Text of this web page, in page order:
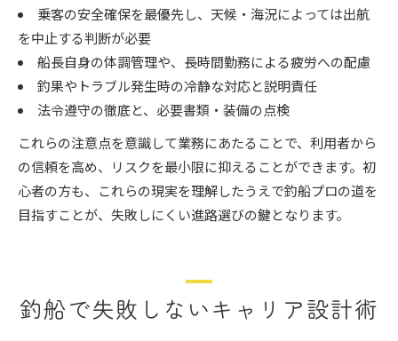
乗客の安全確保を最優先し、天候・海況によっては出航
を中止する判断が必要
船長自身の体調管理や、長時間勤務による疲労への配慮
釣果やトラブル発生時の冷静な対応と説明責任
法令遵守の徹底と、必要書類・装備の点検
これらの注意点を意識して業務にあたることで、利用者から
の信頼を高め、リスクを最小限に抑えることができます。初
心者の方も、これらの現実を理解したうえで釣船プロの道を
目指すことが、失敗しにくい進路選びの鍵となります。
釣船で失敗しないキャリア設計術